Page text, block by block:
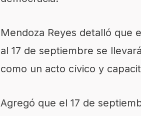
Mendoza Reyes detalló que
al 17 de septiembre se
como un acto cívico y
Agregó que el 17 de